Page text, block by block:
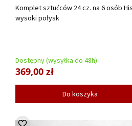
Komplet sztućców 24 cz. na 6 osób
wysoki połysk
Dostępny (wysyłka do 48h)
369,00 zł
Do koszyka